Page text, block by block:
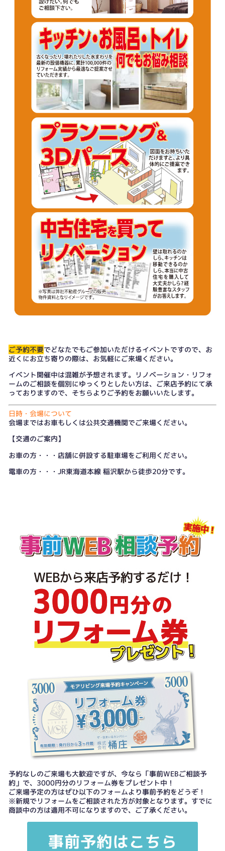
ご予約不要でどなたでもご参加いただけるイベントですので、お
近くにお立ち寄りの際は、お気軽にご来場ください。
イベント開催中は混雑が予想されます。リノベーション・リフォ
ームのご相談を個別にゆっくりとしたい方は、 ご来店予約にて承
っておりますので、そちらよりご予約をお願いいたします。
日時・会場について
会場まではお車もしくは公共交通機関でご来場ください。
【交通のご案内】
お車の方・・・店舗に併設する駐車場をご利用ください。
電車の方・・・JR東海道本線 稲沢駅から徒歩20分です。
予約なしのご来場も大歓迎ですが、今なら「事前WEBご相談予
約」で、3000円分のリフォーム券をプレゼント中！
ご来場予定の方はぜひ以下のフォームより事前予約をどうぞ！
※新規でリフォームをご相談された方が対象となります。すでに
商談中の方は適用不可になりますので、ご了承ください。